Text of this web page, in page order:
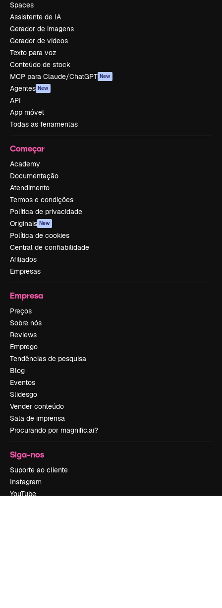
Spaces
Assistente de IA
Gerador de imagens
Gerador de vídeos
Texto para voz
Conteúdo de stock
MCP para Claude/ChatGPT New
Agentes New
API
App móvel
Todas as ferramentas
Começar
Academy
Documentação
Atendimento
Termos e condições
Política de privacidade
Originais New
Política de cookies
Central de confiabilidade
Afiliados
Empresas
Empresa
Preços
Sobre nós
Reviews
Emprego
Tendências de pesquisa
Blog
Eventos
Slidesgo
Vender conteúdo
Sala de imprensa
Procurando por magnific.ai?
Siga-nos
Suporte ao cliente
Instagram
YouTube